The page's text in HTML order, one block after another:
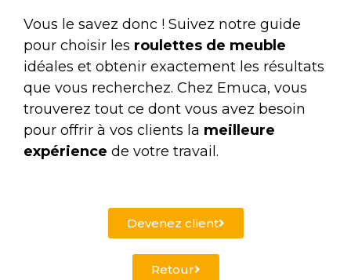
Vous le savez donc ! Suivez notre guide
pour choisir les roulettes de meuble
idéales et obtenir exactement les résultats
que vous recherchez. Chez Emuca, vous
trouverez tout ce dont vous avez besoin
pour offrir à vos clients la meilleure
expérience de votre travail.
Devenez client
Retour